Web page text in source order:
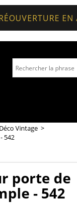
Vintage >
542
porte de
- 542